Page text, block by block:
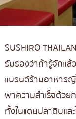
SUSHIRO
รับรองว่าถ้ารู้จักแล้
แบรนด์ร้านอาหาร
พาความสำเร็จด้วย
ทั้งในแดนปลาดิบแล